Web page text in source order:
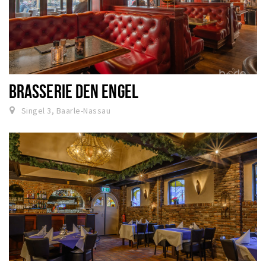
BRASSERIE DEN ENGEL
Singel 3, Baarle-Nassau